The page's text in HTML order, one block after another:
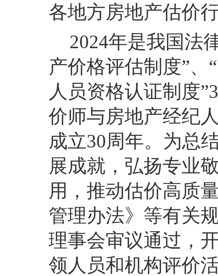
各地方房地产估价
2024年是我国法
产价格评估制度”、
人员资格认证制度
价师与房地产经纪
成立30周年。为总
展成就，弘扬专业
用，推动估价高质
管理办法》等有关
理事会审议通过，
领人员和机构评价